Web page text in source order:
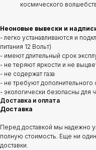
космического
Неоновые вывески и
- легко устанавливаются и
питания 12 Вольт)
- имеют длительный срок
- не теряют яркости и не
- не содержат газа
- не требуют дополнительного
- экологически безопасны
Доставка и оплата
Доставка
Перед доставкой мы надежно
полную стоимость. Еще ни
доставки.